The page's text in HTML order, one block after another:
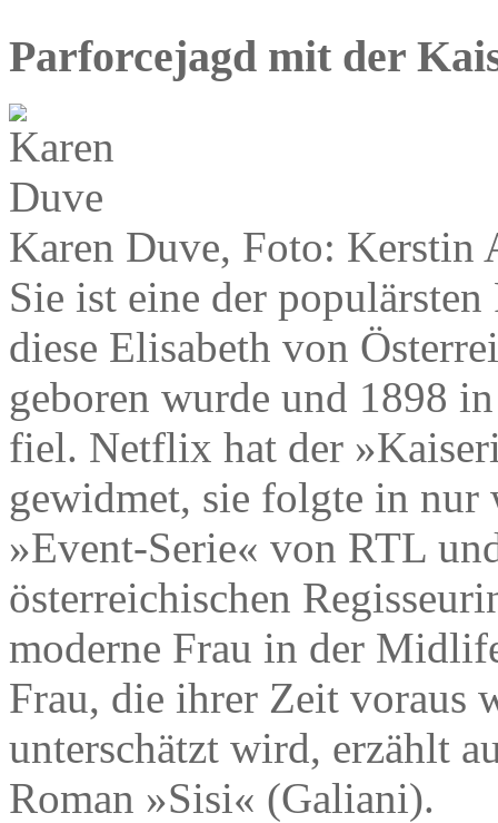
Parforcejagd mit der
Karen Duve, Foto: Kerstin
Sie ist eine der
diese Elisabeth von
geboren wurde und 1898
fiel. Netflix hat der
gewidmet, sie folgte in nur
»Event-Serie« von RTL
österreichischen
moderne Frau in der
Frau, die ihrer Zeit voraus
unterschätzt wird, erzählt
Roman »Sisi« (Galiani).